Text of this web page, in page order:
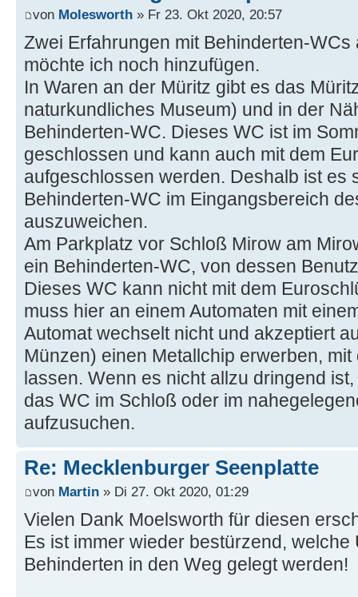
von Molesworth » Fr 23. Okt 2020, 20:57
Zwei Erfahrungen mit Behinderten-
möchte ich noch hinzufügen.
In Waren an der Müritz gibt es das
naturkundliches Museum) und in der
Behinderten-WC. Dieses WC ist im
geschlossen und kann auch mit dem
aufgeschlossen werden. Deshalb ist es
Behinderten-WC im Eingangsbereich
auszuweichen.
Am Parkplatz vor Schloß Mirow am
ein Behinderten-WC, von dessen
Dieses WC kann nicht mit dem
muss hier an einem Automaten mit
Automat wechselt nicht und akzeptiert
Münzen) einen Metallchip erwerben,
lassen. Wenn es nicht allzu dringend
das WC im Schloß oder im
aufzusuchen.
Re: Mecklenburger Seenplatte
von Martin » Di 27. Okt 2020, 01:29
Vielen Dank Moelsworth für diesen
Es ist immer wieder bestürzend,
Behinderten in den Weg gelegt werden!